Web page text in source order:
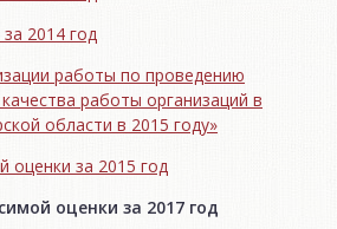
2014 год
работы по проведению
работы организаций в
области в 2015 году»
oценки за 2015 год
оценки за 2017 год